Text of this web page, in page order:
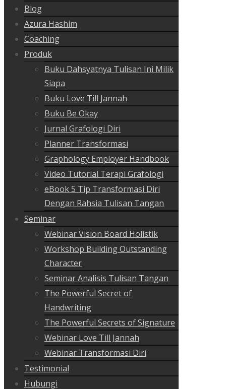
Blog
Azura Hashim
Coaching
Produk
Buku Dahsyatnya Tulisan Ini Milik
Siapa
Buku Love Till Jannah
Buku Be Okay
Jurnal Grafologi Diri
Planner Transformasi
Graphology Employer Handbook
Video Tutorial Terapi Grafologi
eBook 5 Tip Transformasi Diri
Dengan Rahsia Tulisan Tangan
Seminar
Webinar Vision Board Holistik
Workshop Building Outstanding
Character
Seminar Analisis Tulisan Tangan
The Powerful Secret of
Handwriting
The Powerful Secrets of Signature
Webinar Love Till Jannah
Webinar Transformasi Diri
Testimonial
Hubungi